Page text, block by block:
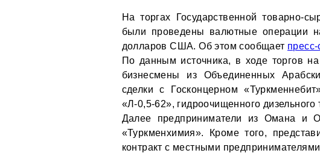
На торгах Государственной товарно-
были проведены валютные операции
долларов США. Об этом сообщает
По данным источника, в ходе торгов
бизнесмены из Объединенных
сделки с Госконцерном
«Л-0,5-62», гидроочищенного дизельного
Далее предприниматели из Омана и
«Туркменхимия». Кроме того,
контракт с местными